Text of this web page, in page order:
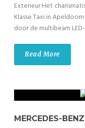
Exterieur Het
Klasse Taxi in
door de multibeam
Read More
MERCEDES-